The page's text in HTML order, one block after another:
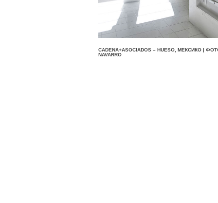
CADENA+ASOCIADOS – HUESO, МЕКСИКО |
NAVARRO